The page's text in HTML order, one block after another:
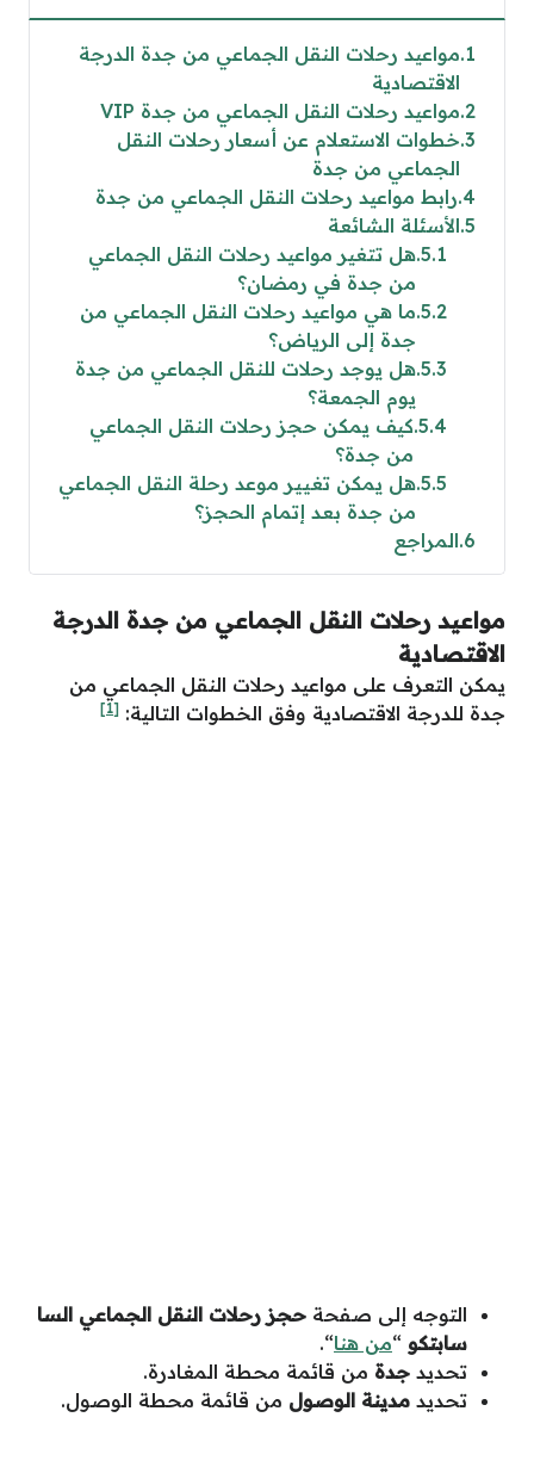
1 مواعيد رحلات النقل الجماعي من جدة الدرجة
الاقتصادية
2 مواعيد رحلات النقل الجماعي من جدة VIP
3 خطوات الاستعلام عن أسعار رحلات النقل
الجماعي من جدة
4 رابط مواعيد رحلات النقل الجماعي من جدة
5 الأسئلة الشائعة
5.1 هل تتغير مواعيد رحلات النقل الجماعي
من جدة في رمضان؟
5.2 ما هي مواعيد رحلات النقل الجماعي من
جدة إلى الرياض؟
5.3 هل يوجد رحلات للنقل الجماعي من جدة
يوم الجمعة؟
5.4 كيف يمكن حجز رحلات النقل الجماعي
من جدة؟
5.5 هل يمكن تغيير موعد رحلة النقل الجماعي
من جدة بعد إتمام الحجز؟
6 المراجع
مواعيد رحلات النقل الجماعي من جدة الدرجة
الاقتصادية
يمكن التعرف على مواعيد رحلات النقل الجماعي من
جدة للدرجة الاقتصادية وفق الخطوات التالية: [1]
التوجه إلى صفحة حجز رحلات النقل الجماعي السا
سابتكو “من هنا“.
تحديد جدة من قائمة محطة المغادرة.
تحديد مدينة الوصول من قائمة محطة الوصول.